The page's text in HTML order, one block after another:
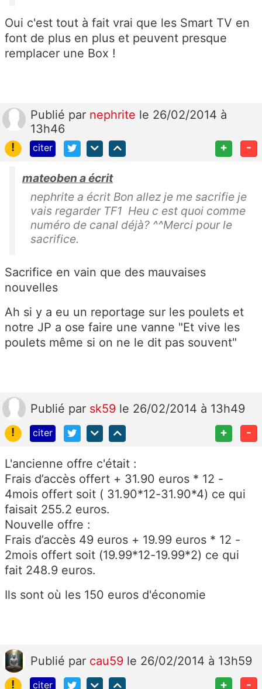
Oui c'est tout à fait vrai que les Smart TV en
font de plus en plus et peuvent presque
remplacer une Box !
Publié par nephrite le 26/02/2014 à
13h46
!
citer + -
mateoben a écrit
nephrite a écrit Bon allez je me sacrifie je
vais regarder TF1 Heu c est quoi comme
numéro de canal déjà? ^^Merci pour le
sacrifice.
Sacrifice en vain que des mauvaises
nouvelles
Ah si y a eu un reportage sur les poulets et
notre JP a ose faire une vanne "Et vive les
poulets même si on ne le dit pas souvent"
Publié par sk59 le 26/02/2014 à 13h49
!
citer + -
L'ancienne offre c'était :
Frais d’accès offert + 31.90 euros * 12 -
4mois offert soit ( 31.90*12-31.90*4) ce qui
faisait 255.2 euros.
Nouvelle offre :
Frais d’accès 49 euros + 19.99 euros * 12 -
2mois offert soit (19.99*12-19.99*2) ce qui
fait 248.9 euros.
Ils sont où les 150 euros d'économie
Publié par cau59 le 26/02/2014 à 13h59
!
citer + -